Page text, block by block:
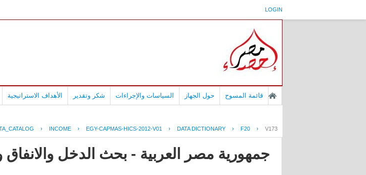
LOGIN
قائمة المسوح حول الجهاز السياسات والإجراءات شكر وتقدير الأهداف الاستراتيجية
› INCOME › EGY-CAPMAS-HICS-2012-V01 › DATA DICTIONARY › F20 › V173
جمهورية مصر العربية - بحث الدخل والانفاق